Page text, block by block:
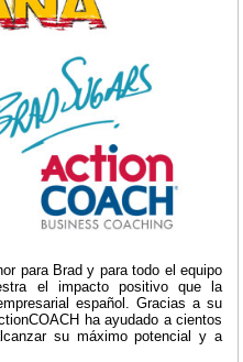
para Brad y para todo el equipo
el impacto positivo que la
español. Gracias a su
ha ayudado a cientos
su máximo potencial y a